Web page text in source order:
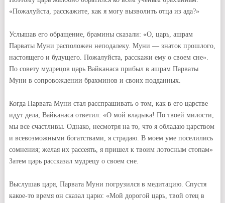
«Пожалуйста, расскажите, как я могу вызволить отца из ада?»
Услышав его обращение, брамины сказали: «О, царь, ашрам
Парваты Муни расположен неподалеку. Муни — знаток прошлого,
настоящего и будущего. Пожалуйста, расскажи ему о своем сне».
По совету мудрецов царь Вайканаса прибыл в ашрам Парваты
Муни в сопровождении брахминов и своих подданных.
Когда Парвата Муни стал расспрашивать о том, как в его царстве
идут дела, Вайканаса ответил: «О мой владыка! По твоей милости,
мы все счастливы. Однако, несмотря на то, что я обладаю царством
и всевозможными богатствами, я страдаю. В моем уме поселились
сомнения; желая их рассеять, я пришел к твоим лотосным стопам»
Затем царь рассказал мудрецу о своем сне.
Выслушав царя, Парвата Муни погрузился в медитацию. Спустя
какое-то время он сказал царю: «Мой дорогой царь, твой отец в